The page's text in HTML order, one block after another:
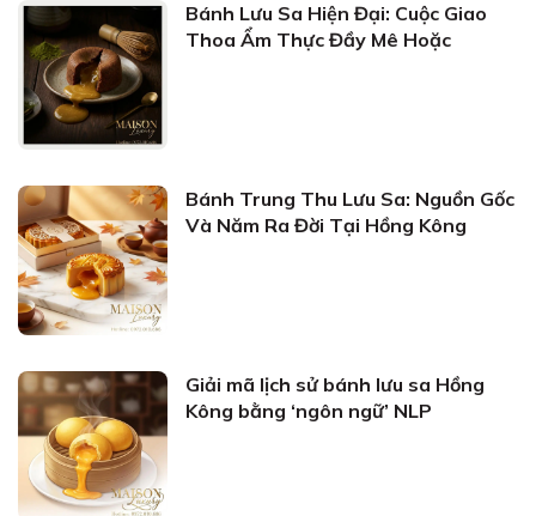
Bánh Lưu Sa Hiện Đại: Cuộc Giao
Thoa Ẩm Thực Đầy Mê Hoặc
Bánh Trung Thu Lưu Sa: Nguồn Gốc
Và Năm Ra Đời Tại Hồng Kông
Giải mã lịch sử bánh lưu sa Hồng
Kông bằng ‘ngôn ngữ’ NLP